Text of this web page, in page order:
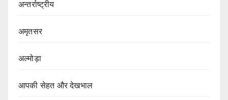
अन्तर्राष्ट्रीय
अमृतसर
अल्मोड़ा
आपकी सेहत और देखभाल